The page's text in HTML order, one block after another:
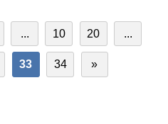
... 10 20 ...
33 34 »